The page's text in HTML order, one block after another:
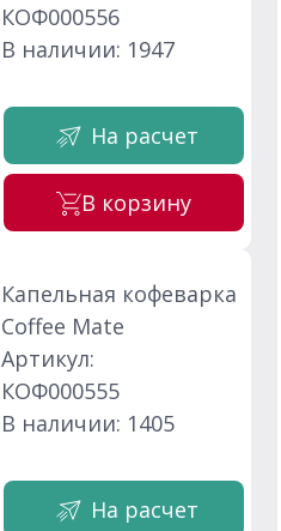
КОФ000556
В наличии: 1947
На расчет
В корзину
Капельная кофеварка
Coffee Mate
Артикул:
КОФ000555
В наличии: 1405
На расчет